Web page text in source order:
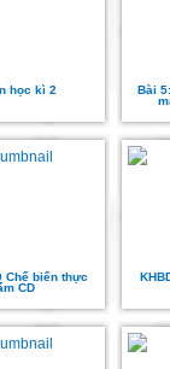
học kì 2
Bài
Chế biến thực
CD